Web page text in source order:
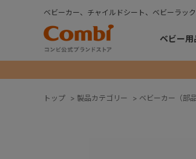
ベビーカー、チャイルドシート、ベビーラッ
ベビー用
トップ > 製品カテゴリー > ベビーカー（部品